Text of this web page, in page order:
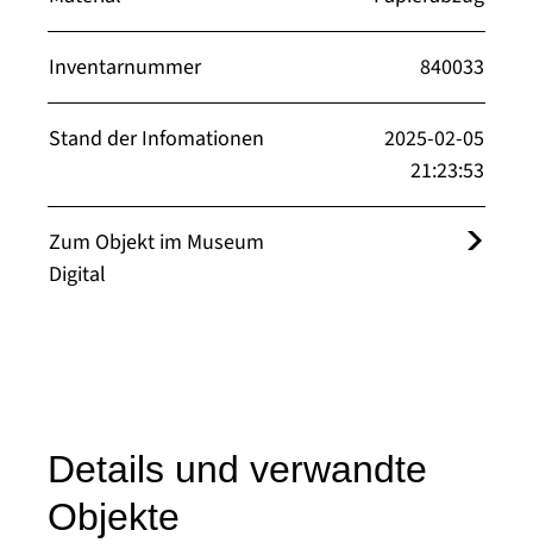
Inventarnummer 840033
Stand der Infomationen
2025-02-05
21:23:53
Zum Objekt im Museum
Digital
Details und verwandte
Objekte